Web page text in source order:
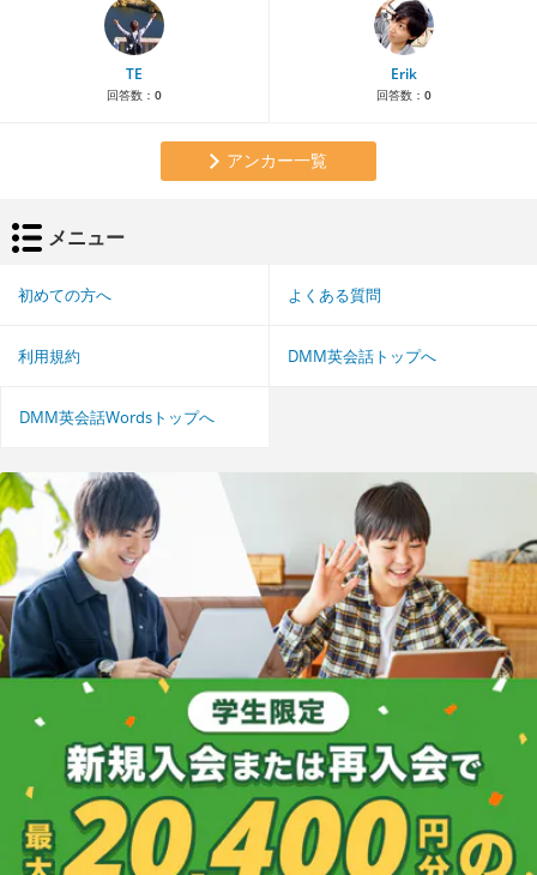
TE
回答数： 0
Erik
回答数： 0
アンカー一覧
メニュー
初めての方へ よくある質問
利用規約 DMM英会話トップへ
DMM英会話Wordsトップへ